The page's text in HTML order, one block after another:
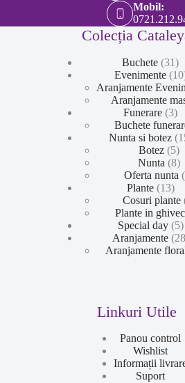
Mobil:
Colecția
Buchete 3131
de
Evenimente 10
Aranjamente
Aranjamente
Funerare 33
Buchete
Nunta si botez
Botez 55
Nunta 88
Oferta nunta
Plante 1313
Cosuri plante
Plante in
Special day 55
Aranjamente 28
Aranjamente
Linkuri Utile
Panou control
Wishlist
Informații
Suport